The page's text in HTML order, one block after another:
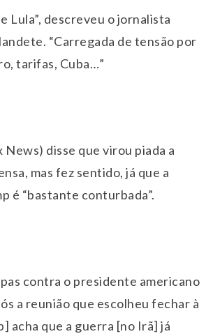
Lula”, descreveu o jornalista
“Carregada de tensão por
tarifas, Cuba…”
News) disse que virou piada a
mas fez sentido, já que a
é “bastante conturbada”.
contra o presidente americano
a reunião que escolheu fechar à
acha que a guerra [no Irã] já